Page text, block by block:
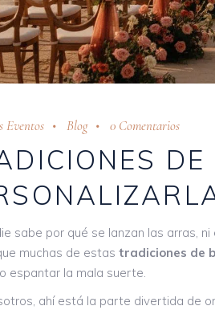
Eventos Blog 0 Comentarios
sabe por qué se lanzan las arras,
muchas de estas tradiciones de
espantar la mala suerte.
ahí está la parte divertida de